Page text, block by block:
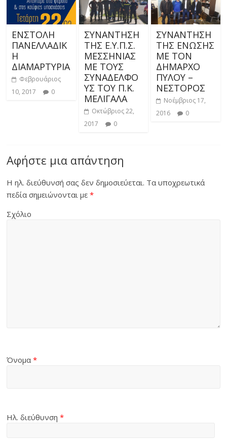
ΕΝΣΤΟΛΗ
ΠΑΝΕΛΛΑΔΙΚ
Η
ΔΙΑΜΑΡΤΥΡΙΑ
Φεβρουάριος
10, 2017
0
ΣΥΝΑΝΤΗΣΗ
ΤΗΣ Ε.Υ.Π.Σ.
ΜΕΣΣΗΝΙΑΣ
ΜΕ ΤΟΥΣ
ΣΥΝΑΔΕΛΦΟ
ΥΣ ΤΟΥ Π.Κ.
ΜΕΛΙΓΑΛΑ
Οκτώβριος 22,
2017
0
ΣΥΝΑΝΤΗΣΗ
ΤΗΣ ΕΝΩΣΗΣ
ΜΕ ΤΟΝ
ΔΗΜΑΡΧΟ
ΠΥΛΟΥ –
ΝΕΣΤΟΡΟΣ
Νοέμβριος 17,
2016
0
Αφήστε μια απάντηση
Η ηλ. διεύθυνσή σας δεν δημοσιεύεται. Τα υποχρεωτικά
πεδία σημειώνονται με*
Σχόλιο
Όνομα*
Ηλ. διεύθυνση*